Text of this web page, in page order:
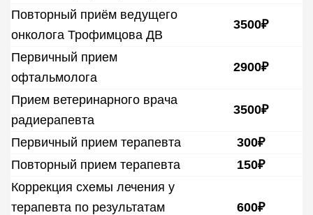
Ветеринар-офтальмолог
Ветеринар-невролог
Ветеринар-кардиолог
Повторный приём ведущего
онколога Трофимцова ДВ
3500₽
Первичный прием
офтальмолога
2900₽
Прием ветеринарного врача
радиерапевта
3500₽
Первичный прием терапевта
300₽
Повторный прием терапевта
150₽
Коррекция схемы лечения у
терапевта по результатам
600₽